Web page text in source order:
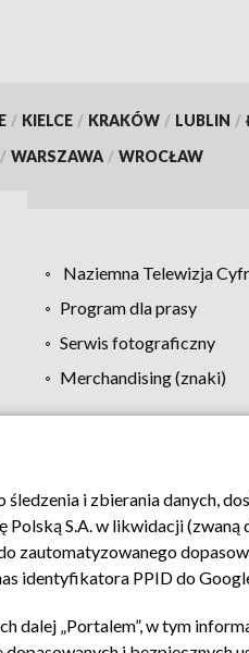
/ KIELCE / KRAKÓW / LUBLIN /
/ WARSZAWA / WROCŁAW
Naziemna Telewizja
Program dla prasy
Serwis fotograficzny
Merchandising (znaki)
Biuro reklamy
i zbierania danych,
S.A. w likwidacji (zwaną
zautomatyzowanego
identyfikatora PPID do
dalej „Portalem”, w tym